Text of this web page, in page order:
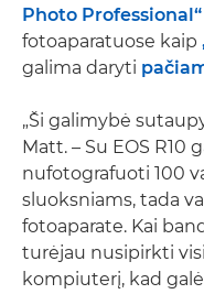
Photo Professional“
fotoaparatuose kaip
galima daryti
„Ši galimybė
Matt. – Su EOS R10
nufotografuoti 100
sluoksniams, tada
fotoaparate. Kai
turėjau nusipirkti
kompiuterį, kad